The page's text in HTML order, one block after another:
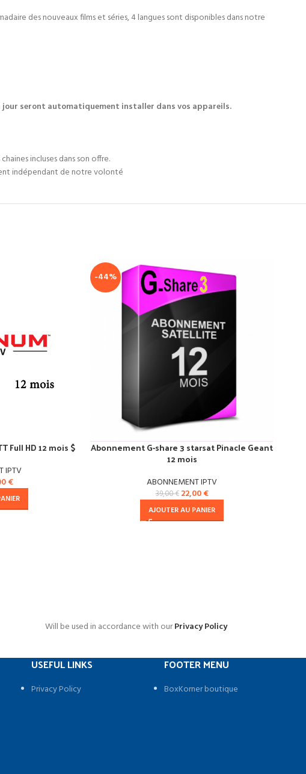
des nouveaux films et séries, 4 langues sont disponibles dans notre
jour seront automatiquement installer dans vos appareils.
incluses dans son offre.
indépendant de notre volonté
Full HD 12 mois $
IPTV
€
-44%
Abonnement G-share 3 starsat Pinacle Geant
12 mois
ABONNEMENT IPTV
39,00€ 22,00€
AJOUTER AU PANIER
Will be used in accordance with ourPrivacy Policy
USEFUL LINKS
Privacy Policy
FOOTER MENU
BoxKorner boutique